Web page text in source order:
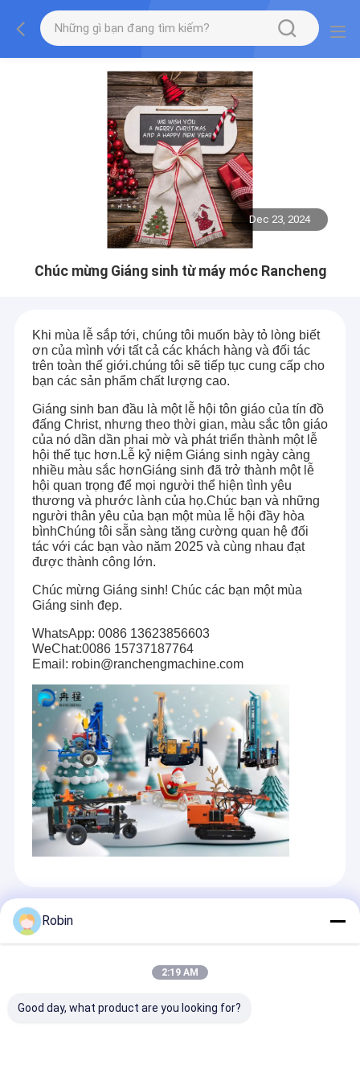
Dec 23, 2024
Chúc mừng Giáng sinh từ máy móc Rancheng
Khi mùa lễ sắp tới, chúng tôi muốn bày tỏ lòng biết
ơn của mình với tất cả các khách hàng và đối tác
trên toàn thế giới.chúng tôi sẽ tiếp tục cung cấp cho
bạn các sản phẩm chất lượng cao.
Giáng sinh ban đầu là một lễ hội tôn giáo của tín đồ
đấng Christ, nhưng theo thời gian, màu sắc tôn giáo
của nó dần dần phai mờ và phát triển thành một lễ
hội thế tục hơn.Lễ kỷ niệm Giáng sinh ngày càng
nhiều màu sắc hơnGiáng sinh đã trở thành một lễ
hội quan trọng để mọi người thể hiện tình yêu
thương và phước lành của họ.Chúc bạn và những
người thân yêu của bạn một mùa lễ hội đầy hòa
bìnhChúng tôi sẵn sàng tăng cường quan hệ đối
tác với các bạn vào năm 2025 và cùng nhau đạt
được thành công lớn.
Chúc mừng Giáng sinh! Chúc các bạn một mùa
Giáng sinh đẹp.
WhatsApp: 0086 13623856603
WeChat:0086 15737187764
Email: robin@ranchengmachine.com
Các Sản Phẩm Được Khuyến Cáo
Robin
2:19 AM
Good day, what product are you looking for?